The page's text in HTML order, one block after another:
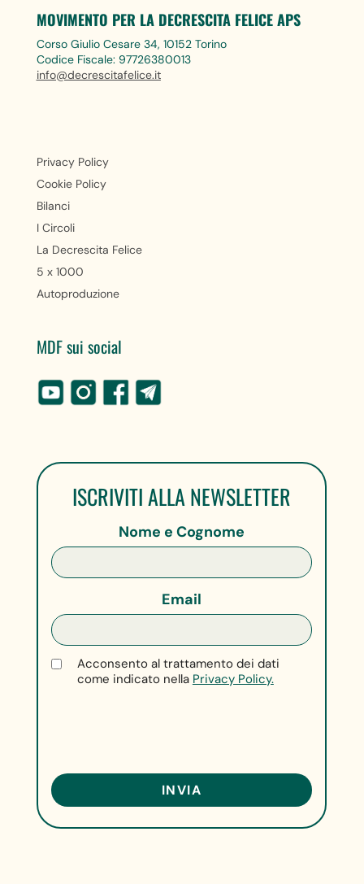
MOVIMENTO PER LA DECRESCITA FELICE APS
Corso Giulio Cesare 34, 10152 Torino
Codice Fiscale: 97726380013
info@decrescitafelice.it
Privacy Policy
Cookie Policy
Bilanci
I Circoli
La Decrescita Felice
5 x 1000
Autoproduzione
MDF sui social
ISCRIVITI ALLA NEWSLETTER
Nome e Cognome
Email
Acconsento al trattamento dei dati
come indicato nella Privacy Policy.